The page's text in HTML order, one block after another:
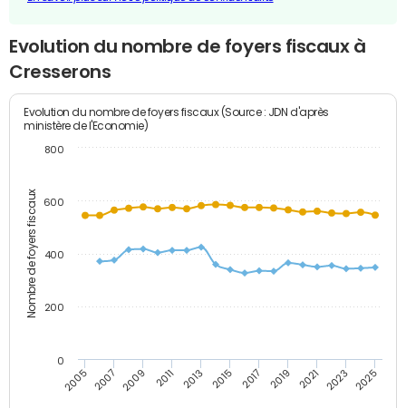
Evolution du nombre de foyers fiscaux à
Cresserons
Nombre de foyers fiscaux
Evolution du nombre de foyers fiscaux (Source : JDN d'après
ministère de l'Economie)
2005 2007 2009 2011 2013 2015 2017 2019 2021 2023 2025
0
200
400
600
800